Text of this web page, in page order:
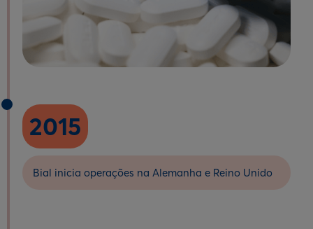
2015
Bial inicia operações na Alemanha e Reino Unido